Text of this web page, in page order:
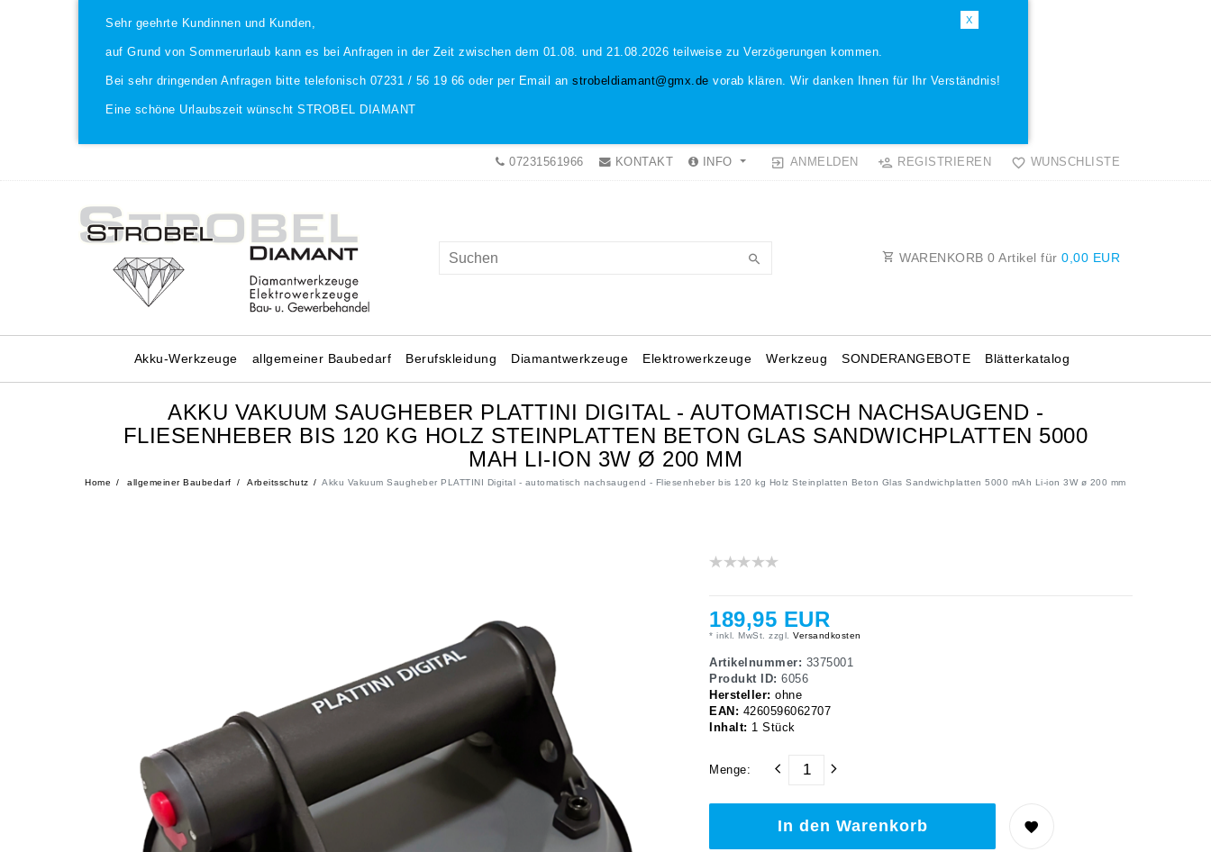
X
Sehr geehrte Kundinnen und Kunden,
auf Grund von Sommerurlaub kann es bei Anfragen in der Zeit zwischen dem 01.08. und 21.08.2026 teilweise zu Verzögerungen kommen.
Bei sehr dringenden Anfragen bitte telefonisch 07231 / 56 19 66 oder per Email an strobeldiamant@gmx.de vorab klären. Wir danken Ihnen für Ihr Verständnis!
Eine schöne Urlaubszeit wünscht STROBEL DIAMANT
07231561966 KONTAKT INFO ANMELDEN REGISTRIEREN WUNSCHLISTE
WARENKORB 0 Artikel für 0,00 EUR
Akku-Werkzeuge allgemeiner Baubedarf Berufskleidung Diamantwerkzeuge Elektrowerkzeuge Werkzeug Blätterkatalog
SONDERANGEBOTE
AKKU VAKUUM SAUGHEBER PLATTINI DIGITAL - AUTOMATISCH NACHSAUGEND -
FLIESENHEBER BIS 120 KG HOLZ STEINPLATTEN BETON GLAS SANDWICHPLATTEN 5000
MAH LI-ION 3W Ø 200 MM
Home allgemeiner Baubedarf Arbeitsschutz Akku Vakuum Saugheber PLATTINI Digital - automatisch nachsaugend - Fliesenheber bis 120 kg Holz Steinplatten Beton Glas Sandwichplatten 5000 mAh Li-ion 3W ø 200 mm
189,95 EUR
* inkl. MwSt. zzgl. Versandkosten
Artikelnummer: 3375001
Produkt ID: 6056
Hersteller: ohne
EAN: 4260596062707
Inhalt: 1 Stück
Menge:
In den Warenkorb